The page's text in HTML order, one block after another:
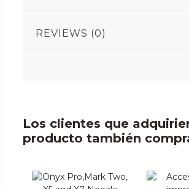
REVIEWS (0)
Los clientes que
producto también